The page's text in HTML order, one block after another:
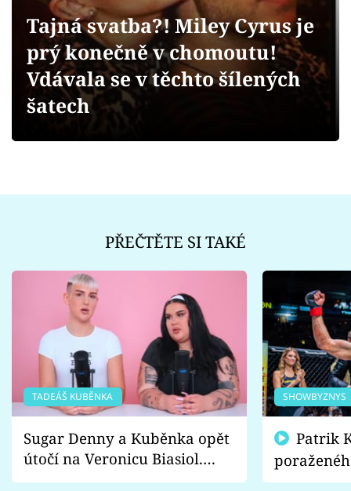
Videa
Sledujte prima+
Tajná svatba?! Miley Cyrus je
prý konečně v chomoutu!
Vdávala se v těchto šílených
šatech
PŘEČTĚTE SI TAKÉ
TADEÁŠ KUBĚNKA
Sugar Denny a Kuběnka opět
útočí na Veronicu Biasiol.
Proč je podle nich falešná a
SHOWBYZNYS
fanoušci